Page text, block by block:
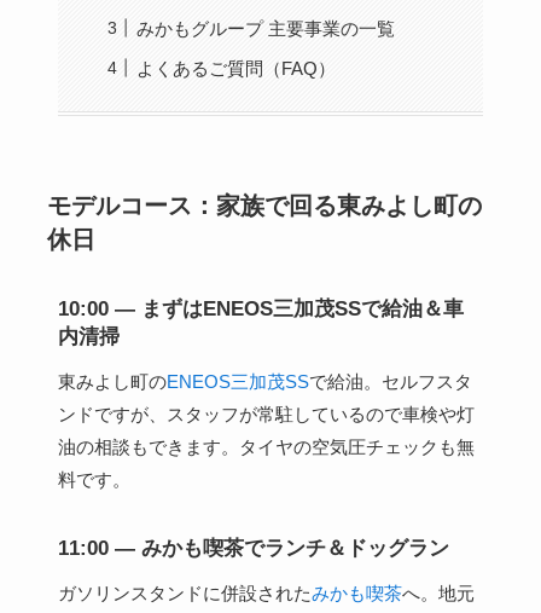
みかもグループ 主要事業の一覧
よくあるご質問（FAQ）
モデルコース：家族で回る東みよし町の
休日
10:00 — まずはENEOS三加茂SSで給油＆車
内清掃
東みよし町のENEOS三加茂SSで給油。セルフスタ
ンドですが、スタッフが常駐しているので車検や灯
油の相談もできます。タイヤの空気圧チェックも無
料です。
11:00 — みかも喫茶でランチ＆ドッグラン
ガソリンスタンドに併設されたみかも喫茶へ。地元